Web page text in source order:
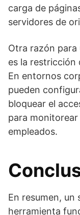
carga de
servidores de
Otra razón
es la restricción
En entornos
pueden
bloquear el
para
empleados.
En resumen, un
herramienta